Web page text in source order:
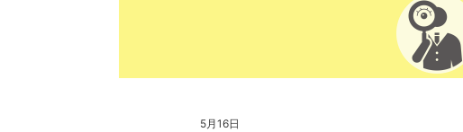
5月16日